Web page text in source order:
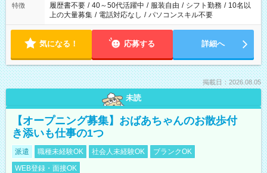
特徴 履歴書不要 / 40～50代活躍中 / 服装自由 / シフト勤務 / 10名以
上の大量募集 / 電話対応なし / パソコンスキル不要
気になる！ 応募する 詳細へ
掲載日：2026.08.05
未読
【オープニング募集】おばあちゃんのお散歩付
き添いも仕事の1つ
派遣 職種未経験OK 社会人未経験OK
ブランクOK
WEB登録・面接OK